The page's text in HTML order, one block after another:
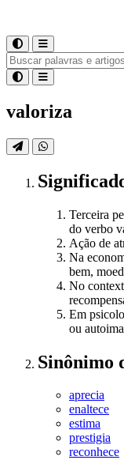
valoriza
Terceira
do verbo
Ação de
Na
bem,
No
Em
ou
Sinônimo
aprecia
enaltece
estima
prestigia
reconhece